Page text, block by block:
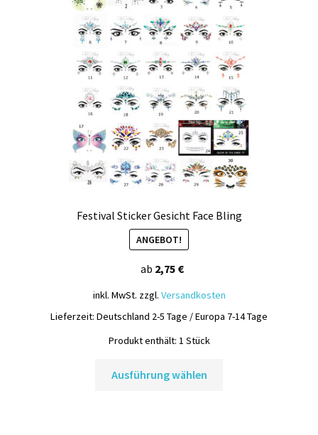
Mein Konto
Produktinfos
Versandbedingungen
Vertrag widerrufen
Warenkorb
Widerrufsbelehrung / Muster-Widerrufsformular
Zahlungsbedingungen
Festival Sticker Gesicht Face Bling
ANGEBOT!
ab 2,75 €
inkl. MwSt. zzgl. Versandkosten
Lieferzeit: Deutschland 2-5 Tage / Europa 7-14 Tage
Produkt enthält: 1 Stück
Ausführung wählen